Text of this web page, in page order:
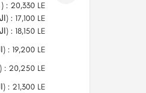
FS 2 (رياض اطفال 2 ) : 20,330 LE
Year 1 (الصف الأول الابتدائي) : 17,100 LE
Year 2 (الصف الثاني الابتدائي) : 18,150 LE
Year 3 (الصف الثالث الابتدائي) : 19,200 LE
Year 4 (الصف الرابع الابتدائي) : 20,250 LE
Year 5 (الصف الثاني الابتدائي) : 21,300 LE